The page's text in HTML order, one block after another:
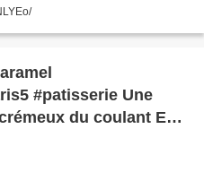
#patisserie Une
du coulant ET
#chocolat